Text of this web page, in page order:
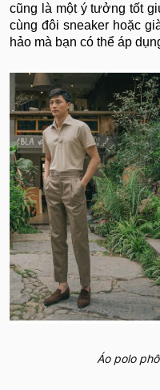
cũng là một ý tưởng tốt
cùng đôi sneaker hoặc
hảo mà bạn có thể áp
Áo polo